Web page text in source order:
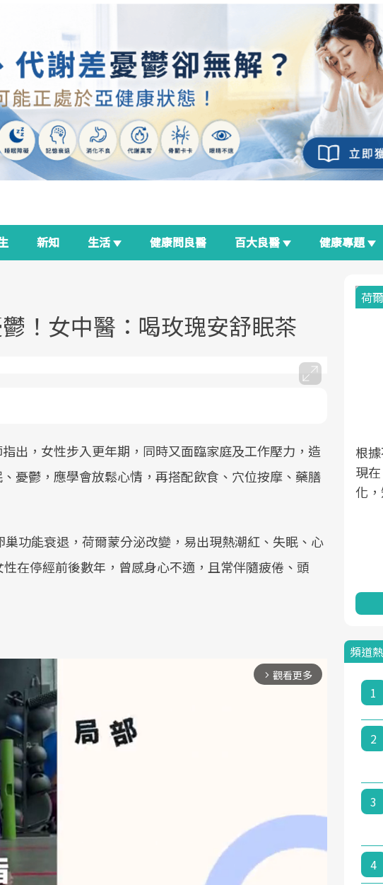
新知 生活 健康問良醫 百大良醫 健康專題
！女中醫：喝玫瑰安舒眠茶
出，女性步入更年期，同時又面臨家庭及工作壓力，造
憂鬱，應學會放鬆心情，再搭配飲食、穴位按摩、藥膳
功能衰退，荷爾蒙分泌改變，易出現熱潮紅、失眠、心
在停經前後數年，曾感身心不適，且常伴隨疲倦、頭
arrow_forward_ios 觀看更多
面對超高齡社會的浪潮，台灣正在快速
邁向「健康照護」的新時代。隨著國家
關注的核心議題。然而，健檢不只是醫
療院所的服務，更是民眾了解自身健康
狀況、啟動健康管理的重要起點。
2025年，就到良醫生活祭體驗「一站式
健康新生活」，從講座、體驗到運動，
良醫健康網從「換季的身體變化」出
發，透過醫學觀點與日常感受的對話，
荷
根
現
化
頻道
1
2
3
4